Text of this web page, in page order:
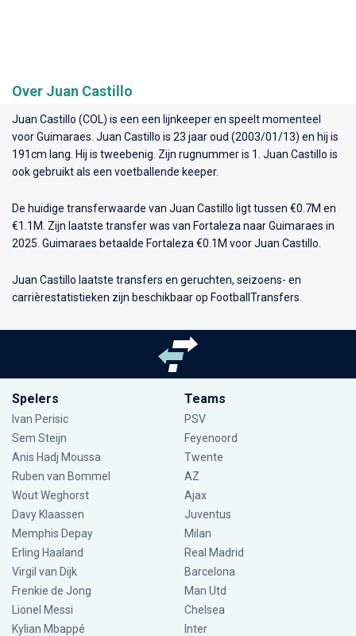
Over Juan Castillo
Juan Castillo (COL) is een een lijnkeeper en speelt momenteel
voorGuimaraes . Juan Castillo is 23 jaar oud (2003/01/13) en hij is
191cm lang. Hij is tweebenig. Zijn rugnummer is 1. Juan Castillo is
ook gebruikt als een voetballende keeper.
De huidige transferwaarde van Juan Castillo ligt tussen €0.7M en
€1.1M. Zijn laatste transfer was van Fortaleza naar Guimaraes in
2025. Guimaraes betaalde Fortaleza €0.1M voor Juan Castillo.
Juan Castillo laatste transfers en geruchten, seizoens- en
carrièrestatistieken zijn beschikbaar op FootballTransfers.
Spelers
Ivan Perisic
Sem Steijn
Anis Hadj Moussa
Ruben van Bommel
Wout Weghorst
Davy Klaassen
Memphis Depay
Erling Haaland
Virgil van Dijk
Frenkie de Jong
Lionel Messi
Kylian Mbappé
Teams
PSV
Feyenoord
Twente
AZ
Ajax
Juventus
Milan
Real Madrid
Barcelona
Man Utd
Chelsea
Inter